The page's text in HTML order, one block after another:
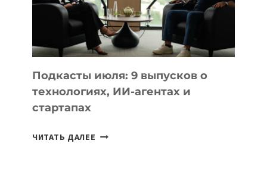
10
ЛУЧШИХ
МОДЕЛЕЙ
ДЛЯ
УЧЕБЫ
Подкасты июля: 9 выпусков о
технологиях, ИИ-агентах и
стартапах
ЧИТАТЬ ДАЛЕЕ ПОДКАСТЫ